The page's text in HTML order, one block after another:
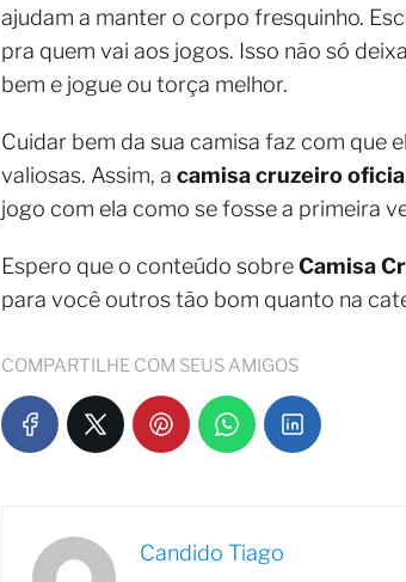
ajudam a manter o corpo fresquinho.
pra quem vai aos jogos. Isso não só
bem e jogue ou torça melhor.
Cuidar bem da sua camisa faz com que
valiosas. Assim, a camisa cruzeiro
jogo com ela como se fosse a primeira
Espero que o conteúdo sobreCamisa
para você outros tão bom quanto na
COMPARTILHE COM SEUS AMIGOS
Candido Tiago